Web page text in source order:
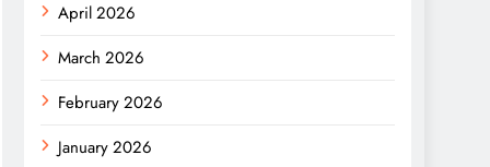
April 2026
March 2026
February 2026
January 2026